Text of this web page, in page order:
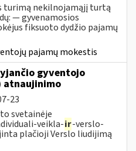
turimą nekilnojamąjį turtą
— gyvenamosios
fiksuoto dydžio pajamų
pajamų mokestis
gyventojo
atnaujinimo
23
svetainėje
veikla-ir-verslo-
plačioji Verslo liudijimą